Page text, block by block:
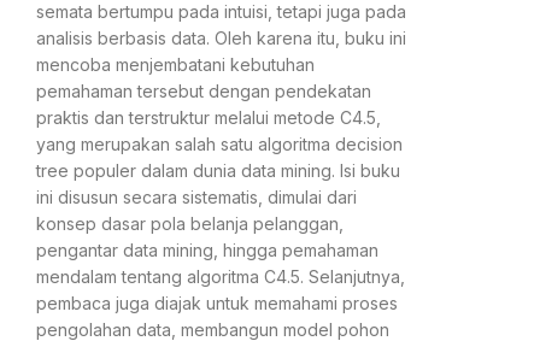
semata bertumpu pada intuisi, tetapi juga pada
analisis berbasis data. Oleh karena itu, buku ini
mencoba menjembatani kebutuhan
pemahaman tersebut dengan pendekatan
praktis dan terstruktur melalui metode C4.5,
yang merupakan salah satu algoritma decision
tree populer dalam dunia data mining. Isi buku
ini disusun secara sistematis, dimulai dari
konsep dasar pola belanja pelanggan,
pengantar data mining, hingga pemahaman
mendalam tentang algoritma C4.5. Selanjutnya,
pembaca juga diajak untuk memahami proses
pengolahan data, membangun model pohon